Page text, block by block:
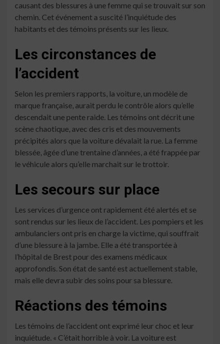
causant des blessures à une femme qui se trouvait sur son
chemin. Cet événement a suscité l’inquiétude des
habitants et des témoins présents sur les lieux.
Les circonstances de
l’accident
Selon les premiers rapports, la voiture, un modèle de
marque française, aurait perdu le contrôle alors qu’elle
descendait une pente raide. Les témoins ont décrit une
scène chaotique, avec des cris et des mouvements
précipités alors que la voiture dévalait la rue. La femme
blessée, âgée d’une trentaine d’années, a été frappée par
le véhicule alors qu’elle marchait sur le trottoir.
Les secours sur place
Les services d’urgence ont rapidement été alertés et se
sont rendus sur les lieux de l’accident. Les pompiers et les
ambulanciers ont pris en charge la victime, qui souffrait
d’une blessure à la jambe. Elle a été transportée à
l’hôpital de Brest pour des examens médicaux
approfondis. Son état de santé est actuellement stable,
mais elle devra subir des soins pour sa blessure.
Réactions des témoins
Les témoins de l’accident ont exprimé leur choc et leur
inquiétude. « C’était horrible à voir. La voiture est